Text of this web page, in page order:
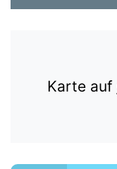
Karte auf